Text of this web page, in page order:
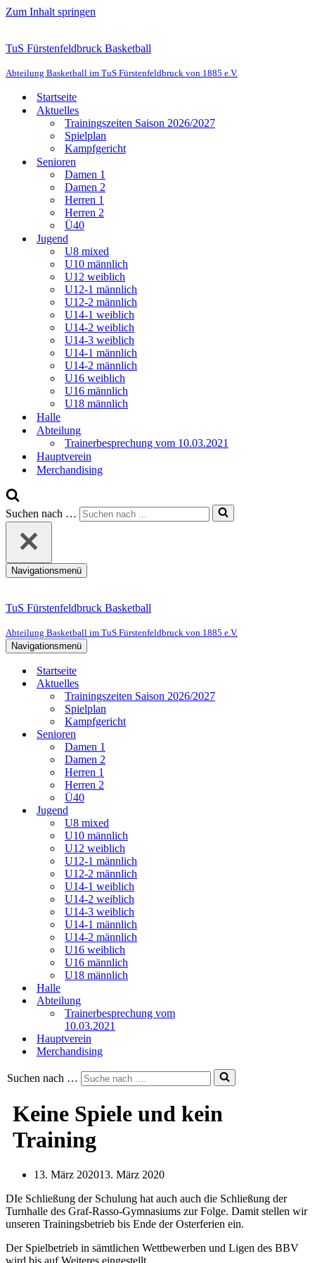
Zum Inhalt springen
TuS Fürstenfeldbruck Basketball
Abteilung Basketball im TuS Fürstenfeldbruck von 1885 e.V.
Startseite
Aktuelles
Trainingszeiten Saison 2026/2027
Spielplan
Kampfgericht
Senioren
Damen 1
Damen 2
Herren 1
Herren 2
Ü40
Jugend
U8 mixed
U10 männlich
U12 weiblich
U12-1 männlich
U12-2 männlich
U14-1 weiblich
U14-2 weiblich
U14-3 weiblich
U14-1 männlich
U14-2 männlich
U16 weiblich
U16 männlich
U18 männlich
Halle
Abteilung
Trainerbesprechung vom 10.03.2021
Hauptverein
Merchandising
Suchen nach …
Navigationsmenü
TuS Fürstenfeldbruck Basketball
Abteilung Basketball im TuS Fürstenfeldbruck von 1885 e.V.
Navigationsmenü
Startseite
Aktuelles
Trainingszeiten Saison 2026/2027
Spielplan
Kampfgericht
Senioren
Damen 1
Damen 2
Herren 1
Herren 2
Ü40
Jugend
U8 mixed
U10 männlich
U12 weiblich
U12-1 männlich
U12-2 männlich
U14-1 weiblich
U14-2 weiblich
U14-3 weiblich
U14-1 männlich
U14-2 männlich
U16 weiblich
U16 männlich
U18 männlich
Halle
Abteilung
Trainerbesprechung vom
10.03.2021
Hauptverein
Merchandising
Suchen nach …
Keine Spiele und kein
Training
13. März 202013. März 2020
DIe Schließung der Schulung hat auch auch die Schließung der
Turnhalle des Graf-Rasso-Gymnasiums zur Folge. Damit stellen wir
unseren Trainingsbetrieb bis Ende der Osterferien ein.
Der Spielbetrieb in sämtlichen Wettbewerben und Ligen des BBV
wird bis auf Weiteres eingestellt.